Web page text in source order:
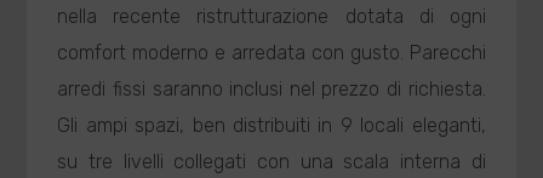
nella recente ristrutturazione dotata di ogni
comfort moderno e arredata con gusto. Parecchi
arredi fissi saranno inclusi nel prezzo di richiesta.
Gli ampi spazi, ben distribuiti in 9 locali eleganti,
su tre livelli collegati con una scala interna di